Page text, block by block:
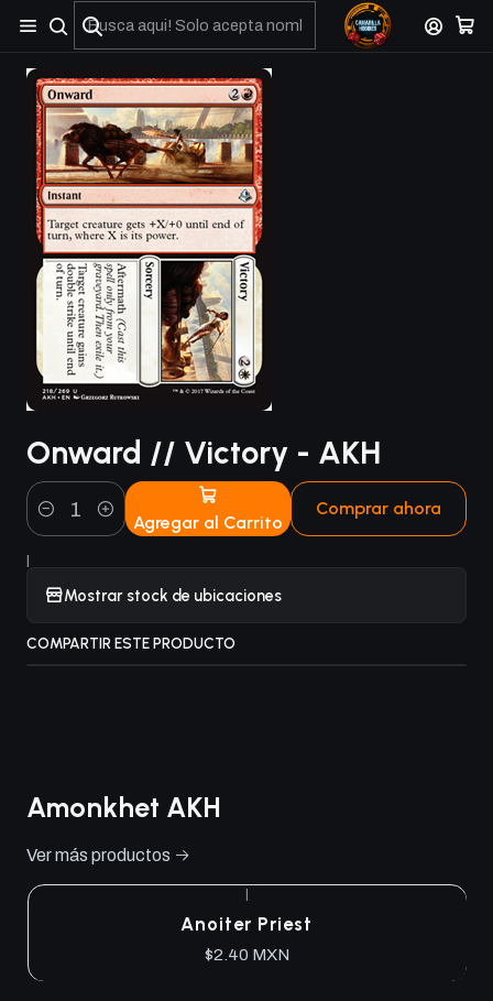
No olviden reportar sus depositos y transferencias por Whatsapp
Onward // Victory - AKH
Cantidad Agregar al Carrito
Comprar ahora
|
Mostrar stock de ubicaciones
COMPARTIR ESTE PRODUCTO
Amonkhet AKH
Ver más productos
Anoiter Priest
$2.40 MXN